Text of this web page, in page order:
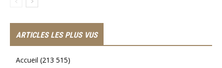
ARTICLES LES PLUS VUS
Accueil (213 515)